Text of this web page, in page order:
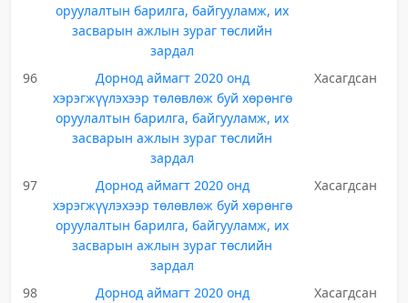
оруулалтын барилга, байгууламж, их
засварын ажлын зураг төслийн
зардал
96
Дорнод аймагт 2020 онд
хэрэгжүүлэхээр төлөвлөж буй хөрөнгө
оруулалтын барилга, байгууламж, их
засварын ажлын зураг төслийн
зардал
Хасагдсан
97
Дорнод аймагт 2020 онд
хэрэгжүүлэхээр төлөвлөж буй хөрөнгө
оруулалтын барилга, байгууламж, их
засварын ажлын зураг төслийн
зардал
Хасагдсан
98
Дорнод аймагт 2020 онд
Хасагдсан